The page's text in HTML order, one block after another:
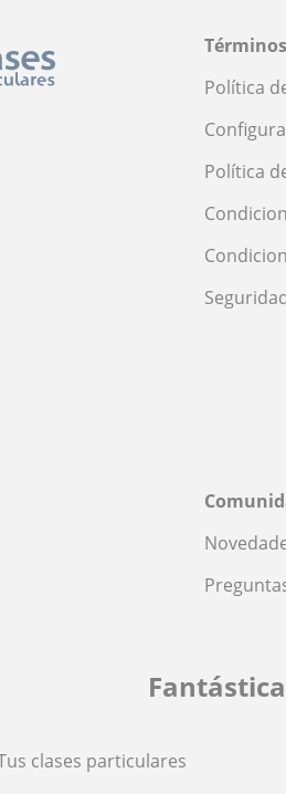
Política
Política
Fantástica
clases particulares